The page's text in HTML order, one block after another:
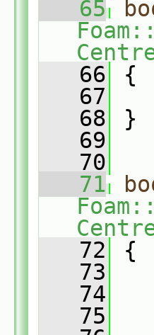
   65
   66
{
   67
   68
}
   69
   70
   71
   72
{
   73
   74
   75